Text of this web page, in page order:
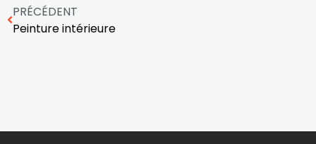
PRÉCÉDENT
Peinture intérieure